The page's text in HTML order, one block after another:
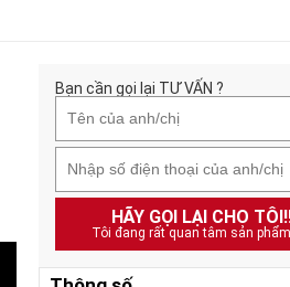
Bạn cần gọi lại TƯ VẤN ?
HÃY GỌI LẠI CHO
Tôi đang rất quan tâm sản